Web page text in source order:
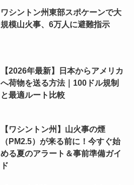
ワシントン州東部スポケーンで大
規模山火事、6万人に避難指示
【2026年最新】日本からアメリカ
へ荷物を送る方法｜100ドル規制
と最適ルート比較
【ワシントン州】山火事の煙
（PM2.5）が来る前に！今すぐ始
める夏のアラート＆事前準備ガイ
ド